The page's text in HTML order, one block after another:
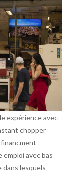
expérience avec
chopper
financment
avec bas
dans lesquels